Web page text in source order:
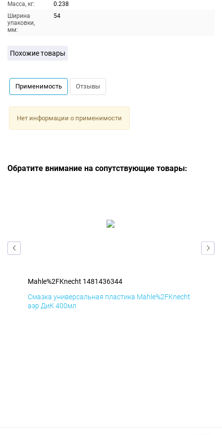
Масса, кг:
0.238
Ширина
упаковки,
мм:
54
Похожие товары
Применимость Отзывы
Нет информации о применимости
Обратите внимание на сопутствующие товары:
Mahle%2FKnecht 1481436344
Смазка универсальная пластика Mahle%2FKnecht
аэр ДиК 400мл